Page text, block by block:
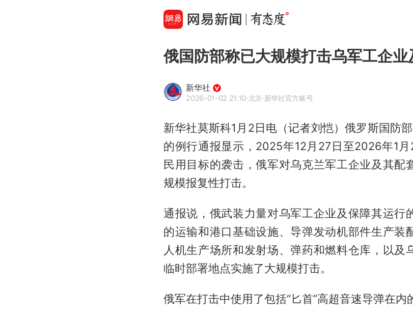
俄国防部称已大规模打击乌军工企业
新华社
2026-01-02 21:10·北京·新华社官方账号
新华社莫斯科1月2日电（记者刘恺）俄罗斯国防
的例行通报显示，2025年12月27日至2026年1
民用目标的袭击，俄军对乌克兰军工企业及其配
规模报复性打击。
通报说，俄武装力量对乌军工企业及保障其运行
的运输和港口基础设施、导弹发动机部件生产装
人机生产场所和发射场、弹药和燃料仓库，以及
临时部署地点实施了大规模打击。
俄军在打击中使用了包括“匕首”高超音速导弹在内